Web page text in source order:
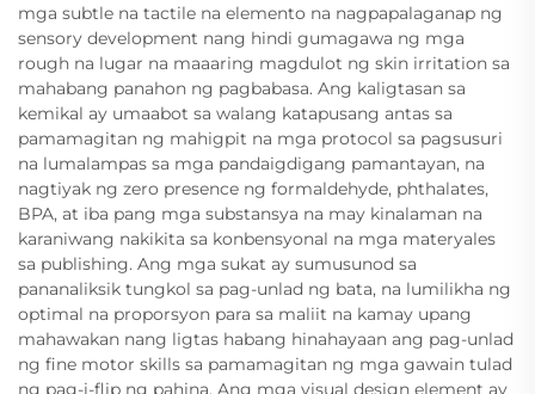
mga subtle na tactile na elemento na nagpapalaganap ng
sensory development nang hindi gumagawa ng mga
rough na lugar na maaaring magdulot ng skin irritation sa
mahabang panahon ng pagbabasa. Ang kaligtasan sa
kemikal ay umaabot sa walang katapusang antas sa
pamamagitan ng mahigpit na mga protocol sa pagsusuri
na lumalampas sa mga pandaigdigang pamantayan, na
nagtiyak ng zero presence ng formaldehyde, phthalates,
BPA, at iba pang mga substansya na may kinalaman na
karaniwang nakikita sa konbensyonal na mga materyales
sa publishing. Ang mga sukat ay sumusunod sa
pananaliksik tungkol sa pag-unlad ng bata, na lumilikha ng
optimal na proporsyon para sa maliit na kamay upang
mahawakan nang ligtas habang hinahayaan ang pag-unlad
ng fine motor skills sa pamamagitan ng mga gawain tulad
ng pag-i-flip ng pahina. Ang mga visual design element ay